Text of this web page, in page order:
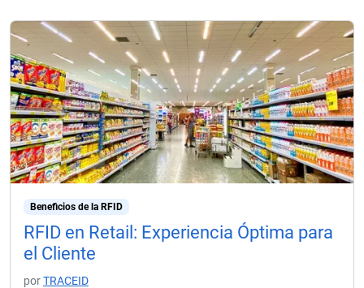
Beneficios de la RFID
RFID en Retail: Experiencia Óptima para
el Cliente
porTRACEID